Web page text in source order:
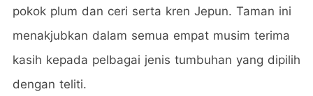
pokok plum dan ceri serta kren Jepun. Taman ini
menakjubkan dalam semua empat musim terima
kasih kepada pelbagai jenis tumbuhan yang dipilih
dengan teliti.